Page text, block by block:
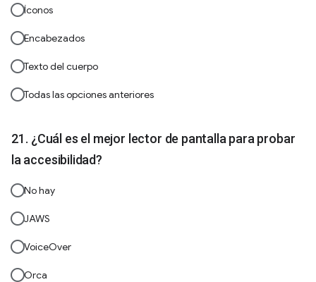
Íconos
Encabezados
Texto del cuerpo
Todas las opciones anteriores
¿Cuál es el mejor lector de pantalla para probar
la accesibilidad?
No hay
JAWS
VoiceOver
Orca